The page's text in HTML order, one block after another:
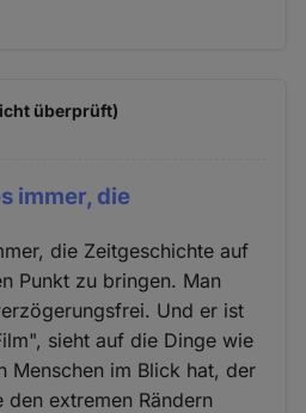
überprüft)
immer, die
die Zeitgeschichte auf
Punkt zu bringen. Man
Und er ist
sieht auf die Dinge wie
Menschen im Blick hat, der
extremen Rändern